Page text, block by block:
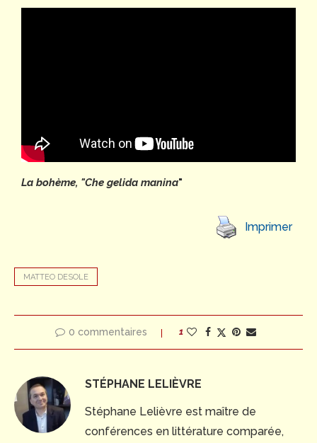
La bohème, "Che gelida manina"
Imprimer
MATTEO DESOLE
0 commentaires 1
STÉPHANE LELIÈVRE
Stéphane Lelièvre est maître de
conférences en littérature comparée,